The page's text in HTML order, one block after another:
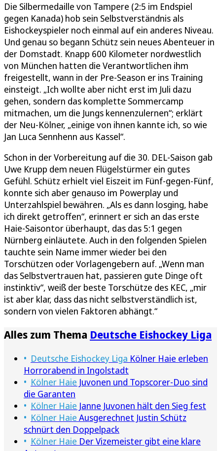
Die Silbermedaille von Tampere (2:5 im Endspiel
gegen Kanada) hob sein Selbstverständnis als
Eishockeyspieler noch einmal auf ein anderes Niveau.
Und genau so begann Schütz sein neues Abenteuer in
der Domstadt. Knapp 600 Kilometer nordwestlich
von München hatten die Verantwortlichen ihm
freigestellt, wann in der Pre-Season er ins Training
einsteigt. „Ich wollte aber nicht erst im Juli dazu
gehen, sondern das komplette Sommercamp
mitmachen, um die Jungs kennenzulernen“; erklärt
der Neu-Kölner, „einige von ihnen kannte ich, so wie
Jan Luca Sennhenn aus Kassel“.
Schon in der Vorbereitung auf die 30. DEL-Saison gab
Uwe Krupp dem neuen Flügelstürmer ein gutes
Gefühl. Schütz erhielt viel Eiszeit im Fünf-gegen-Fünf,
konnte sich aber genauso im Powerplay und
Unterzahlspiel bewähren. „Als es dann losging, habe
ich direkt getroffen“, erinnert er sich an das erste
Haie-Saisontor überhaupt, das das 5:1 gegen
Nürnberg einläutete. Auch in den folgenden Spielen
tauchte sein Name immer wieder bei den
Torschützen oder Vorlagengebern auf. „Wenn man
das Selbstvertrauen hat, passieren gute Dinge oft
instinktiv“, weiß der beste Torschütze des KEC, „mir
ist aber klar, dass das nicht selbstverständlich ist,
sondern von vielen Faktoren abhängt.“
Alles zum Thema Deutsche Eishockey Liga
Deutsche Eishockey Liga Kölner Haie erleben
Horrorabend in Ingolstadt
Kölner Haie Juvonen und Topscorer-Duo sind
die Garanten
Kölner Haie Janne Juvonen hält den Sieg fest
Kölner Haie Ausgerechnet Justin Schütz
schnürt den Doppelpack
Kölner Haie Der Vizemeister gibt eine klare